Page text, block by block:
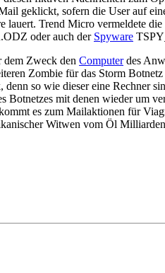
geklickt, sofern die User auf
lauert. Trend Micro vermeldete
oder auch der Spyware
dem Zweck den Computerdes
Zombie für das Storm Botnetz
so wie dieser eine Rechner
Botnetzes mit denen wieder um
es zum Mailaktionen für
Witwen vom Öl